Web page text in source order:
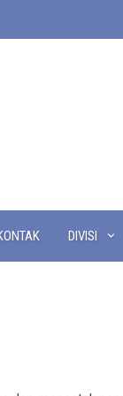
DIVISI